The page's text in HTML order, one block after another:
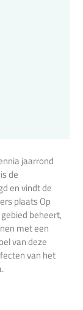
jaarrond
de
en vindt de
plaats Op
beheert,
met een
van deze
van het